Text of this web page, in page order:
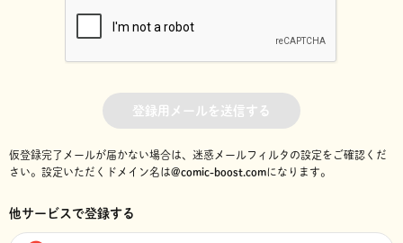
登録用メールを送信する
仮登録完了メールが届かない場合は、迷惑メールフィルタの設定をご確認くだ
さい。 設定いただくドメイン名は@comic-boost.comになります。
他サービスで登録する